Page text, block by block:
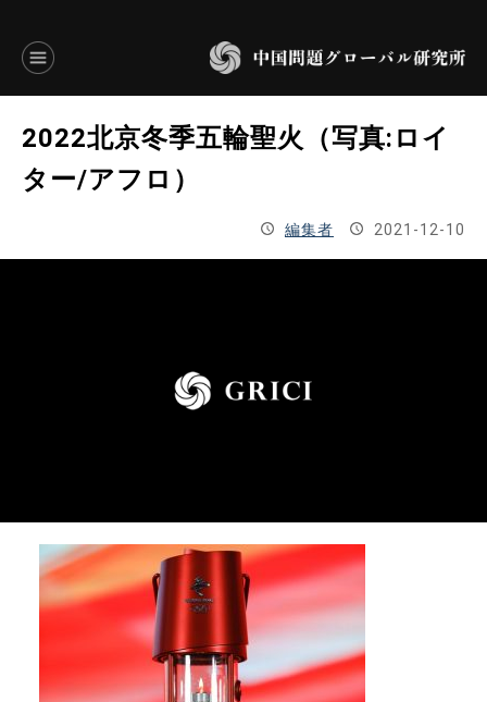
言語別アーカイブ
ENGLISH
お問い合わせ
2022北京冬季五輪聖火（写真:ロイ
ター/アフロ）
編集者 2021-12-10